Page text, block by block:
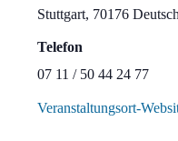
Stuttgart, 70176
Telefon
07 11 / 50 44 24 77
Veranstaltungsort-